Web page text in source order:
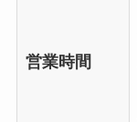
営業時間